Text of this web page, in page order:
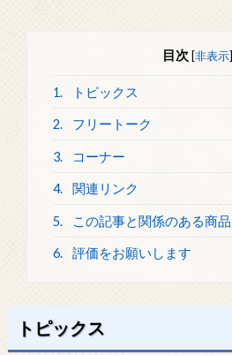
目次 [非表示]
1. トピックス
2. フリートーク
3. コーナー
4. 関連リンク
5. この記事と関係のある商品
6. 評価をお願いします
トピックス